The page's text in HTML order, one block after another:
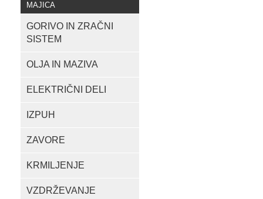
MAJICA
GORIVO IN ZRAČNI
SISTEM
OLJA IN MAZIVA
ELEKTRIČNI DELI
IZPUH
ZAVORE
KRMILJENJE
VZDRŽEVANJE